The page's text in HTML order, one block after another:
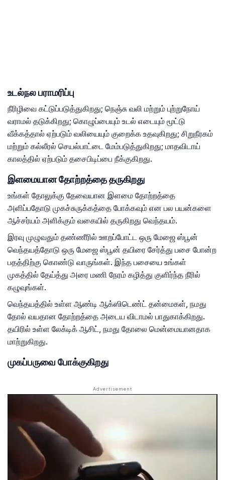
உடல்நல பராமரிப்பு
நீரிழிவை கட்டுப்படுத்துகிறது; நெஞ்சு வலி மற்றும் புற்றுநோய்
வராமல் தடுக்கிறது; கொழுப்பையும் உடல் எடையும் மூட்டு
வீக்கத்தால் ஏற்படும் வலியையும் குறைக்க உதவுகிறது; சிறுநீரகம்
மற்றும் கல்லீரல் செயல்பாட்டை மேம்படுத்துகிறது; மாதவிடாய்
காலத்தில் ஏற்படும் தசைபிடிப்பை நீக்குகிறது.
இளமையான தோற்றத்தை தருகிறது
உங்கள் தோலுக்கு தேவையான இளமை தோற்றத்தை
அளிப்பதோடு முகச்சுருக்கத்தை போக்கவும் என பல பயன்களை
ஆச்சர்யம் அளிக்கும் வகையில் தருகிறது வெந்தயம்.
இரவு முழுவதும் தண்ணீரில் ஊறப்போட்ட ஒரு மேஜை ஸ்பூன்
வெந்தயத்தோடு ஒரு மேஜை ஸ்பூன் தயிரை சேர்த்து பசை போன்ற
பதத்திற்கு கொண்டு வாருங்கள். இந்த பசையை உங்கள்
முகத்தில் தேய்த்து அரை மணி நேரம் கழித்து குளிர்ந்த நீரில்
கழுவுங்கள்.
வெந்தயத்தில் உள்ள ஆண்டி ஆக்ஸிடெண்ட் தன்மைகள், நமது
தோல் வயதான தோற்றத்தை அடைய விடாமல் பாதுகாக்கிறது.
தயிரில் உள்ள லேக்டிக் ஆசிட், நமது தோலை மென்மையானதாக
மாற்றுகிறது.
முகப்பருவை போக்குகிறது